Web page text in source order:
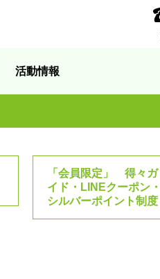
活動情報
「会員限定」 得々ガ
イド・LINEクーポン・
シルバーポイント制度